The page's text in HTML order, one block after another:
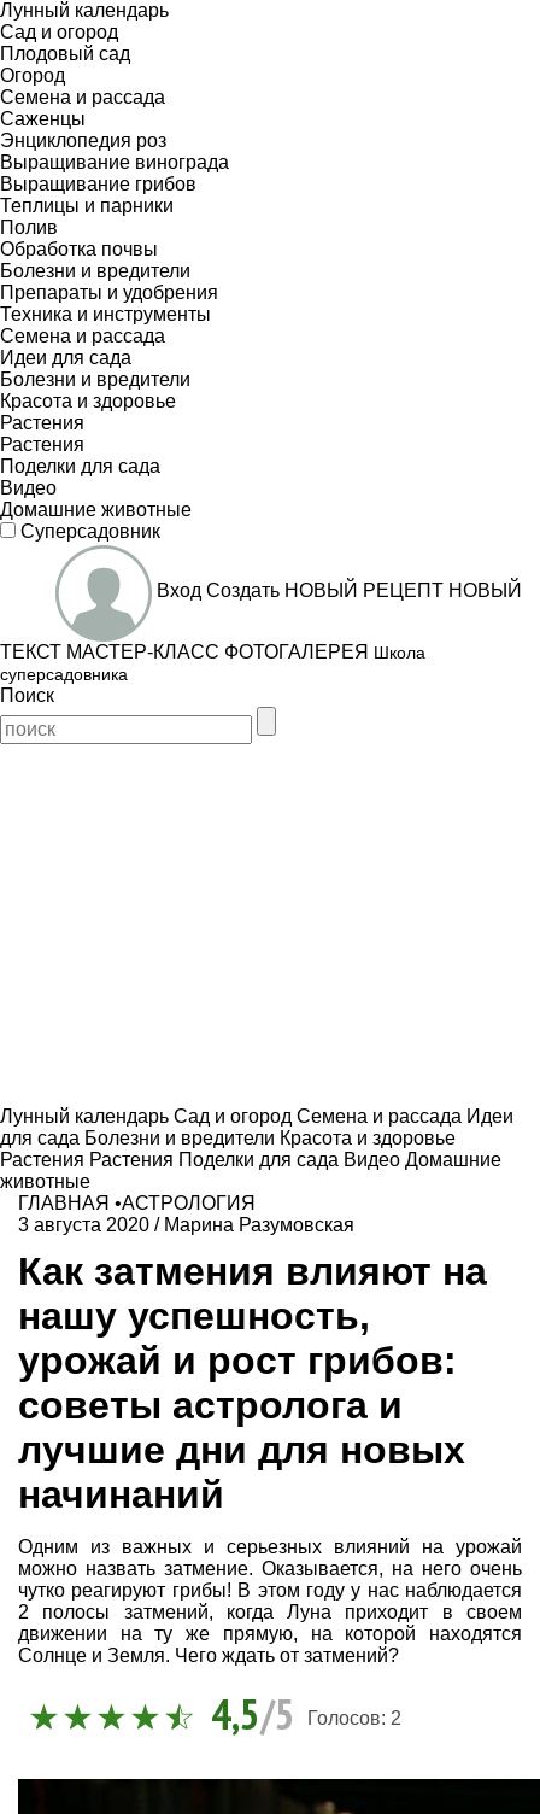
Лунный календарь
Сад и огород
Плодовый сад
Огород
Семена и рассада
Саженцы
Энциклопедия роз
Выращивание винограда
Выращивание грибов
Теплицы и парники
Полив
Обработка почвы
Болезни и вредители
Препараты и удобрения
Техника и инструменты
Семена и рассада
Идеи для сада
Болезни и вредители
Красота и здоровье
Растения
Растения
Поделки для сада
Видео
Домашние животные
Суперсадовник
Вход Создать НОВЫЙ РЕЦЕПТ НОВЫЙ
ТЕКСТ МАСТЕР-КЛАСС ФОТОГАЛЕРЕЯ Школа
суперсадовника
Поиск
Лунный календарь Сад и огород Семена и рассада Идеи
для сада Болезни и вредители Красота и здоровье
Растения Растения Поделки для сада Видео Домашние
животные
ГЛАВНАЯ •АСТРОЛОГИЯ
3 августа 2020 / Марина Разумовская
Как затмения влияют на
нашу успешность,
урожай и рост грибов:
советы астролога и
лучшие дни для новых
начинаний
Одним из важных и серьезных влияний на урожай
можно назвать затмение. Оказывается, на него очень
чутко реагируют грибы! В этом году у нас наблюдается
2 полосы затмений, когда Луна приходит в своем
движении на ту же прямую, на которой находятся
Солнце и Земля. Чего ждать от затмений?
4,5/5 Голосов: 2